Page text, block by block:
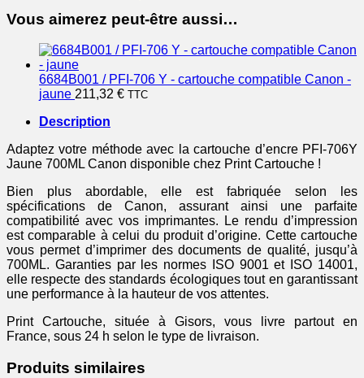
Vous aimerez peut-être aussi…
6684B001 / PFI-706 Y - cartouche compatible Canon -
jaune 211,32 € TTC
Description
Adaptez votre méthode avec la cartouche d’encre PFI-706Y
Jaune 700ML Canon disponible chez Print Cartouche !
Bien plus abordable, elle est fabriquée selon les
spécifications de Canon, assurant ainsi une parfaite
compatibilité avec vos imprimantes. Le rendu d’impression
est comparable à celui du produit d’origine. Cette cartouche
vous permet d’imprimer des documents de qualité, jusqu’à
700ML. Garanties par les normes ISO 9001 et ISO 14001,
elle respecte des standards écologiques tout en garantissant
une performance à la hauteur de vos attentes.
Print Cartouche, située à Gisors, vous livre partout en
France, sous 24 h selon le type de livraison.
Produits similaires